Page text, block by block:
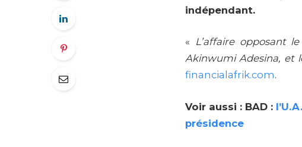
indépendant.
« L’affaire opposant
Akinwumi Adesina, et
financialafrik.com.
Voir aussi : BAD :
présidence